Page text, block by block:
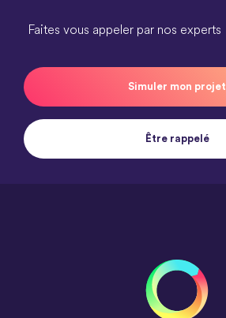
Faites vous appeler par nos experts
Simuler mon projet
Être rappelé